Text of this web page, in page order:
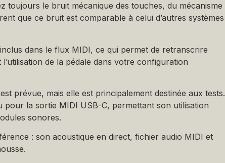
toujours le bruit mécanique des touches, du mécanisme
que ce bruit est comparable à celui d’autres systèmes
dans le flux MIDI, ce qui permet de retranscrire
de la pédale dans votre configuration
prévue, mais elle est principalement destinée aux tests.
pour la sortie MIDI USB-C, permettant son utilisation
sonores.
: son acoustique en direct, fichier audio MIDI et